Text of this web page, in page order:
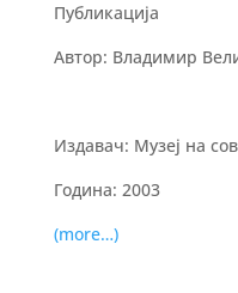
Публикација
Автор: Владимир
Издавач: Музеј на
Година: 2003
(more…)